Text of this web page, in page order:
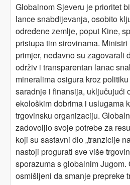
Globalnom Sjeveru je prioritet
lance snabdijevanja, osobito
određene zemlje, poput Kine,
pristupa tim sirovinama.
primjer, nedavno su zagovarali
održiv i transparentan lanac
mineralima osigura kroz
saradnje i finansija, uključujući
ekološkim dobrima i uslugama
trgovinsku organizaciju.
zadovoljio svoje potrebe za
koji su sastavni dio „tranzicije
nastoji progurati sve više
sporazuma s globalnim Jugom.
osmišljeni da smanje prepreke